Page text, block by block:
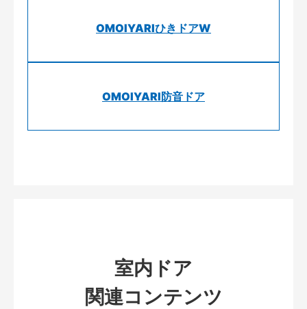
OMOIYARIひきドアW
OMOIYARI防音ドア
室内ドア
関連コンテンツ